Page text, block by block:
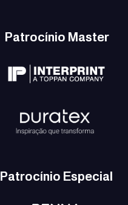
Patrocínio Master
Patrocínio Especial